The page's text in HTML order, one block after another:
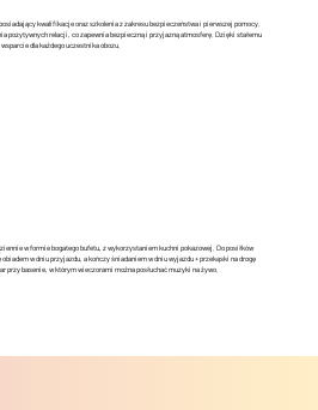
kwalifikacje oraz szkolenia z zakresu bezpieczeństwa i pierwszej pomocy.
pozytywnych relacji, co zapewnia bezpieczną i przyjazną atmosferę. Dzięki stałemu
dla każdego uczestnika obozu.
w formie bogatego bufetu, z wykorzystaniem kuchni pokazowej. Do posiłków
w dniu przyjazdu, a kończy śniadaniem w dniu wyjazdu + przekąski na drogę
basenie, w którym wieczorami można posłuchać muzyki na żywo.